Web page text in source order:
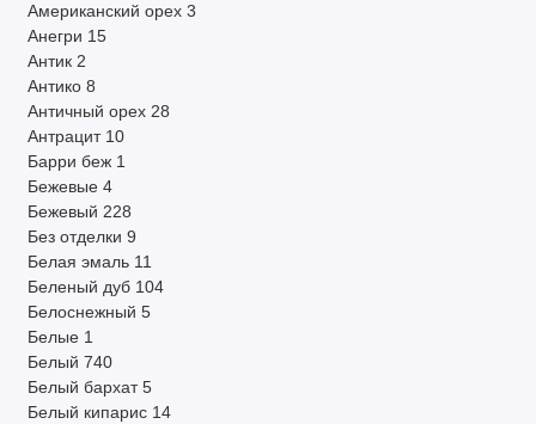
Американский орех 3
Анегри 15
Антик 2
Антико 8
Античный орех 28
Антрацит 10
Барри беж 1
Бежевые 4
Бежевый 228
Без отделки 9
Белая эмаль 11
Беленый дуб 104
Белоснежный 5
Белые 1
Белый 740
Белый бархат 5
Белый кипарис 14